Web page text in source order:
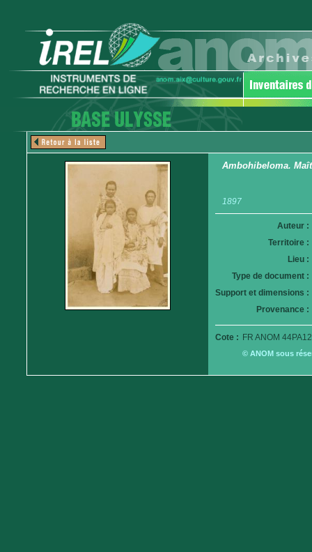
Ambohibeloma.
1897
Auteur :
Territoire :
Lieu :
Type de document :
Support et dimensions :
Provenance :
Cote : FR ANOM
© ANOM sous